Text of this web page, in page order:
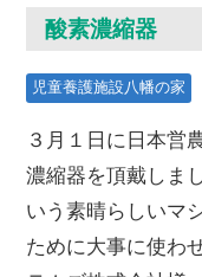
酸素濃縮器
児童養護施設八幡の家
３月１日に日本営
濃縮器を頂戴しま
いう素晴らしいマ
ために大事に使わ